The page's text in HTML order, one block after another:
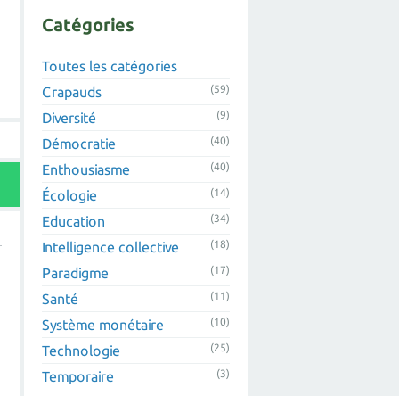
Catégories
Toutes les catégories
Crapauds
(59)
Diversité (9)
Démocratie (40)
Enthousiasme (40)
Écologie (14)
Education (34)
Intelligence collective (18)
Paradigme (17)
Santé (11)
Système monétaire (10)
Technologie (25)
Temporaire (3)